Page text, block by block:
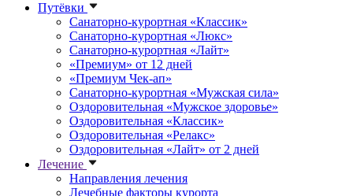
Путёвки
Санаторно-курортная «Классик»
Санаторно-курортная «Люкс»
Санаторно-курортная «Лайт»
«Премиум» от 12 дней
«Премиум Чек-ап»
Санаторно-курортная «Мужская сила»
Оздоровительная «Мужское здоровье»
Оздоровительная «Классик»
Оздоровительная «Релакс»
Оздоровительная «Лайт» от 2 дней
Лечение
Направления лечения
Лечебные факторы курорта